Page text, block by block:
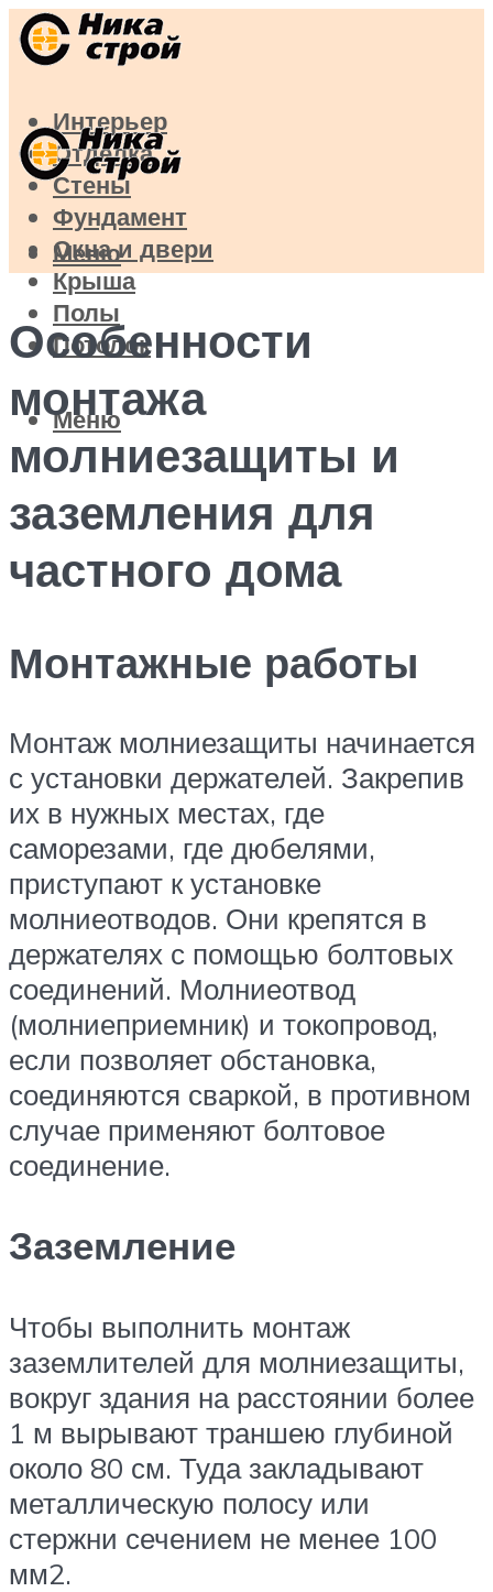
Интерьер
Отделка
Стены
Фундамент
Окна и двери
Крыша
Полы
Потолок
Меню
Меню
Особенности
монтажа
молниезащиты и
заземления для
частного дома
Монтажные работы
Монтаж молниезащиты начинается
с установки держателей. Закрепив
их в нужных местах, где
саморезами, где дюбелями,
приступают к установке
молниеотводов. Они крепятся в
держателях с помощью болтовых
соединений. Молниеотвод
(молниеприемник) и токопровод,
если позволяет обстановка,
соединяются сваркой, в противном
случае применяют болтовое
соединение.
Заземление
Чтобы выполнить монтаж
заземлителей для молниезащиты,
вокруг здания на расстоянии более
1 м вырывают траншею глубиной
около 80 см. Туда закладывают
металлическую полосу или
стержни сечением не менее 100
мм2.